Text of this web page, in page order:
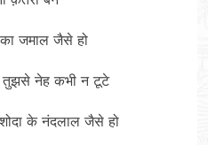
का जमाल जैसे हो
तुझसे नेह कभी न टूटे
के नंदलाल जैसे हो